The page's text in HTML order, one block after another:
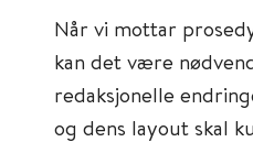
Når vi mottar
kan det være
redaksjonelle
og dens layout skal